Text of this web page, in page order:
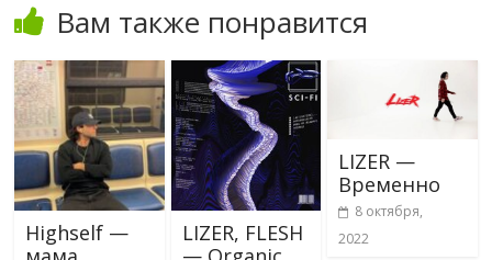
Вам также понравится
Highself —
LIZER, FLESH
LIZER —
Временно
8 октября,
2022